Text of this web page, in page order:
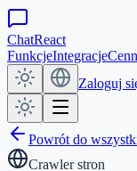
ChatReact
FunkcjeIntegracje
Zaloguj
Powrót do
Crawler stron